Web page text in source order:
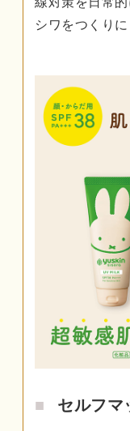
シワをつくり
セルフマ